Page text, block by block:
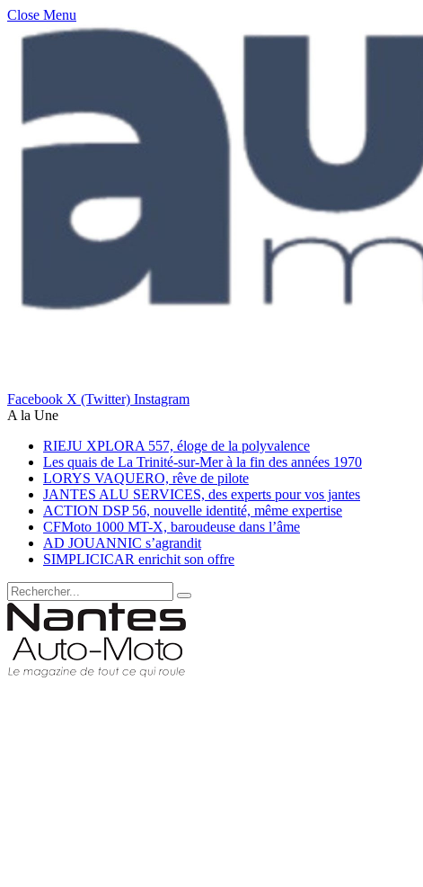
Close Menu
Facebook X (Twitter) Instagram
A la Une
RIEJU XPLORA 557, éloge de la polyvalence
Les quais de La Trinité-sur-Mer à la fin des années 1970
LORYS VAQUERO, rêve de pilote
JANTES ALU SERVICES, des experts pour vos jantes
ACTION DSP 56, nouvelle identité, même expertise
CFMoto 1000 MT-X, baroudeuse dans l’âme
AD JOUANNIC s’agrandit
SIMPLICICAR enrichit son offre